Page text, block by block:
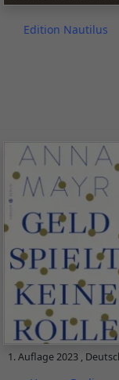
Edition Nautilus
1. Auflage2023 ,